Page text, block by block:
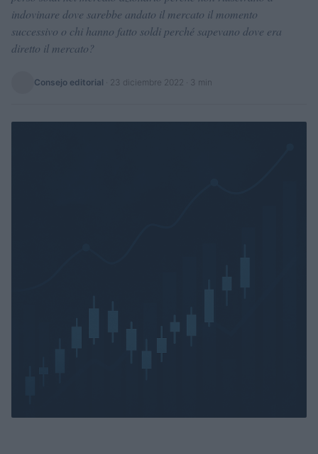
indovinare dove sarebbe andato il mercato il momento
successivo o chi hanno fatto soldi perché sapevano dove era
diretto il mercato?
Consejo editorial 23 diciembre 2022 · 3 min